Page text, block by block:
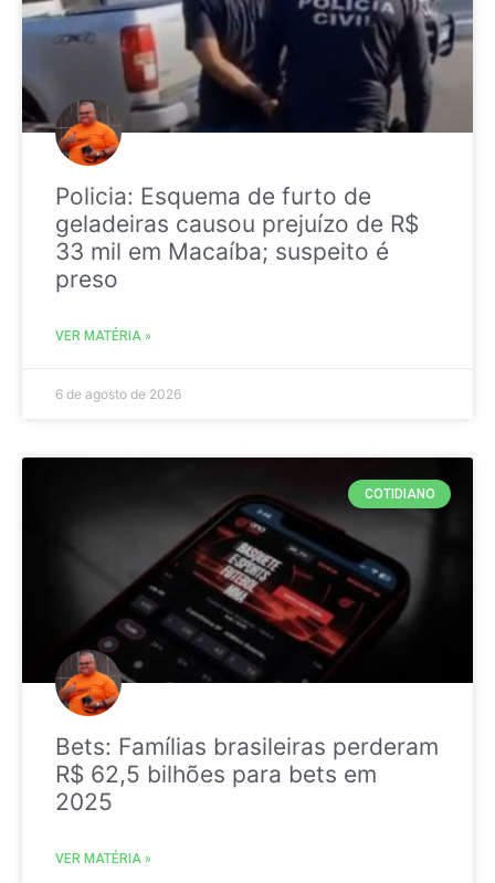
Policia: Esquema de furto de
geladeiras causou prejuízo de R$
33 mil em Macaíba; suspeito é
preso
VER MATÉRIA »
6 de agosto de 2026
COTIDIANO
Bets: Famílias brasileiras perderam
R$ 62,5 bilhões para bets em
2025
VER MATÉRIA »